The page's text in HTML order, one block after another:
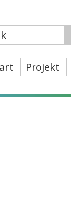
Projekt